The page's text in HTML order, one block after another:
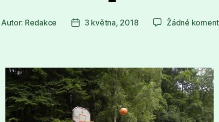
Autor: Redakce
Datum
3 května, 2018 Žádné